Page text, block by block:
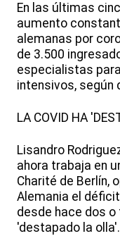
En las últimas
aumento
alemanas por
de 3.500
especialistas
intensivos, según
LA COVID HA
Lisandro
ahora trabaja en
Charité de Berlín,
Alemania el
desde hace dos o
'destapado la olla'.